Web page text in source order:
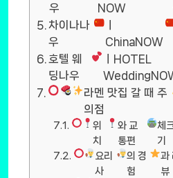
우
NOW
차이나나
우
ChinaNOW
호텔 웨
딩나우
ㅣHOTEL
라멘 맛집 갈 때 주
의점
위
치
와 교
통편
체
기
요리
사
의 경
험
과
뷰